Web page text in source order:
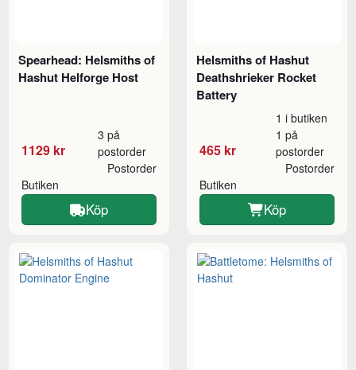
Spearhead: Helsmiths of
Hashut Helforge Host
1129 kr
3 på
postorder
Butiken
Postorder
Köp
Helsmiths of Hashut
Deathshrieker Rocket
Battery
465 kr
1 i butiken
1 på
postorder
Butiken
Postorder
Köp